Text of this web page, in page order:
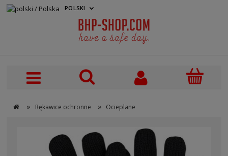
» Rękawice ochronne » Ocieplane
POLSKI